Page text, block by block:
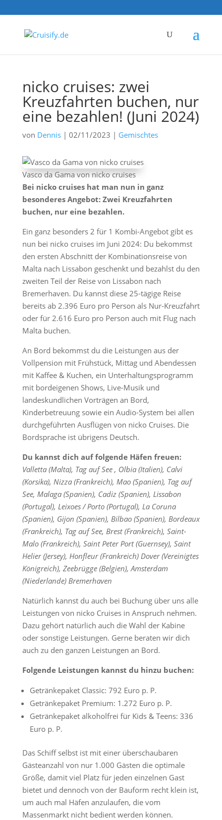
nicko cruises: zwei
Kreuzfahrten buchen, nur
eine bezahlen! (Juni 2024)
von Dennis| 02/11/2023 | Gemischtes
Vasco da Gama von nicko cruises
Bei nicko cruises hat man nun in ganz
besonderes Angebot: Zwei Kreuzfahrten
buchen, nur eine bezahlen.
Ein ganz besonders 2 für 1 Kombi-Angebot gibt es
nun bei nicko cruises im Juni 2024: Du bekommst
den ersten Abschnitt der Kombinationsreise von
Malta nach Lissabon geschenkt und bezahlst du den
zweiten Teil der Reise von Lissabon nach
Bremerhaven. Du kannst diese 25-tägige Reise
bereits ab 2.396 Euro pro Person als Nur-Kreuzfahrt
oder für 2.616 Euro pro Person auch mit Flug nach
Malta buchen.
An Bord bekommst du die Leistungen aus der
Vollpension mit Frühstück, Mittag und Abendessen
mit Kaffee & Kuchen, ein Unterhaltungsprogramm
mit bordeigenen Shows, Live-Musik und
landeskundlichen Vorträgen an Bord,
Kinderbetreuung sowie ein Audio-System bei allen
durchgeführten Ausflügen von nicko Cruises. Die
Bordsprache ist übrigens Deutsch.
Du kannst dich auf folgende Häfen freuen:
Valletta (Malta), Tag auf See , Olbia (Italien), Calvi
(Korsika), Nizza (Frankreich), Mao (Spanien), Tag auf
See, Malaga (Spanien), Cadiz (Spanien), Lissabon
(Portugal), Leixoes / Porto (Portugal), La Coruna
(Spanien), Gijon (Spanien), Bilbao (Spanien), Bordeaux
(Frankreich), Tag auf See, Brest (Frankreich), Saint-
Malo (Frankreich), Saint Peter Port (Guernsey), Saint
Helier (Jersey), Honfleur (Frankreich) Dover (Vereinigtes
Königreich), Zeebrügge (Belgien), Amsterdam
(Niederlande) Bremerhaven
Natürlich kannst du auch bei Buchung über uns alle
Leistungen von nicko Cruises in Anspruch nehmen.
Dazu gehört natürlich auch die Wahl der Kabine
oder sonstige Leistungen. Gerne beraten wir dich
auch zu den ganzen Leistungen an Bord.
Folgende Leistungen kannst du hinzu buchen:
Getränkepaket Classic: 792 Euro p. P.
Getränkepaket Premium: 1.272 Euro p. P.
Getränkepaket alkoholfrei für Kids & Teens: 336
Euro p. P.
Das Schiff selbst ist mit einer überschaubaren
Gästeanzahl von nur 1.000 Gästen die optimale
Größe, damit viel Platz für jeden einzelnen Gast
bietet und dennoch von der Bauform recht klein ist,
um auch mal Häfen anzulaufen, die vom
Massenmarkt nicht bedient werden können.